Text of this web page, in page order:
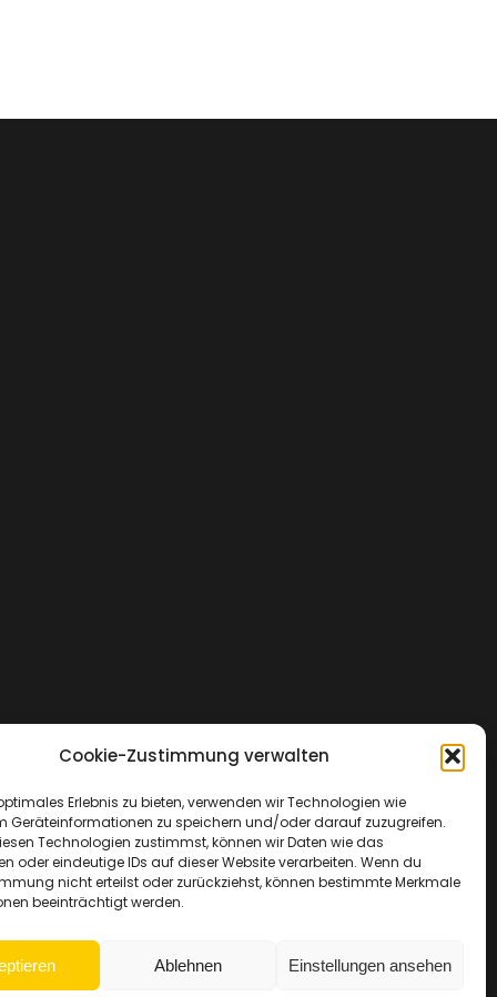
Cookie-Zustimmung verwalten
Erlebnis zu bieten, verwenden wir Technologien wie
Geräteinformationen zu speichern und/oder darauf zuzugreifen.
Technologien zustimmst, können wir Daten wie das
oder eindeutige IDs auf dieser Website verarbeiten. Wenn du
nicht erteilst oder zurückziehst, können bestimmte Merkmale
beeinträchtigt werden.
Ablehnen Einstellungen ansehen